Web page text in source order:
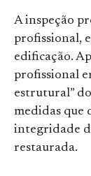
A inspeção
profissional,
edificação.
profissional
estrutural”
medidas que
integridade
restaurada.